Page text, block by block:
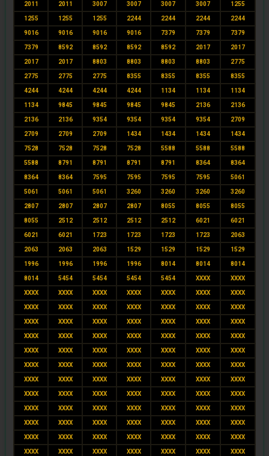
2011 2011 3007 3007 3007 3007 1255
1255 1255 1255 2244 2244 2244 2244
9016 9016 9016 9016 7379 7379 7379
7379 8592 8592 8592 8592 2017 2017
2017 2017 8803 8803 8803 8803 2775
2775 2775 2775 8355 8355 8355 8355
4244 4244 4244 4244 1134 1134 1134
1134 9845 9845 9845 9845 2136 2136
2136 2136 9354 9354 9354 9354 2709
2709 2709 2709 1434 1434 1434 1434
7528 7528 7528 7528 5588 5588 5588
5588 8791 8791 8791 8791 8364 8364
8364 8364 7595 7595 7595 7595 5061
5061 5061 5061 3260 3260 3260 3260
2807 2807 2807 2807 8055 8055 8055
8055 2512 2512 2512 2512 6021 6021
6021 6021 1723 1723 1723 1723 2063
2063 2063 2063 1529 1529 1529 1529
1996 1996 1996 1996 8014 8014 8014
8014 5454 5454 5454 5454 XXXX XXXX
XXXX XXXX XXXX XXXX XXXX XXXX XXXX
XXXX XXXX XXXX XXXX XXXX XXXX XXXX
XXXX XXXX XXXX XXXX XXXX XXXX XXXX
XXXX XXXX XXXX XXXX XXXX XXXX XXXX
XXXX XXXX XXXX XXXX XXXX XXXX XXXX
XXXX XXXX XXXX XXXX XXXX XXXX XXXX
XXXX XXXX XXXX XXXX XXXX XXXX XXXX
XXXX XXXX XXXX XXXX XXXX XXXX XXXX
XXXX XXXX XXXX XXXX XXXX XXXX XXXX
XXXX XXXX XXXX XXXX XXXX XXXX XXXX
XXXX XXXX XXXX XXXX XXXX XXXX XXXX
XXXX XXXX XXXX XXXX XXXX XXXX XXXX